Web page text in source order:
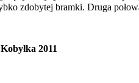
zdobytej bramki. Druga
2011